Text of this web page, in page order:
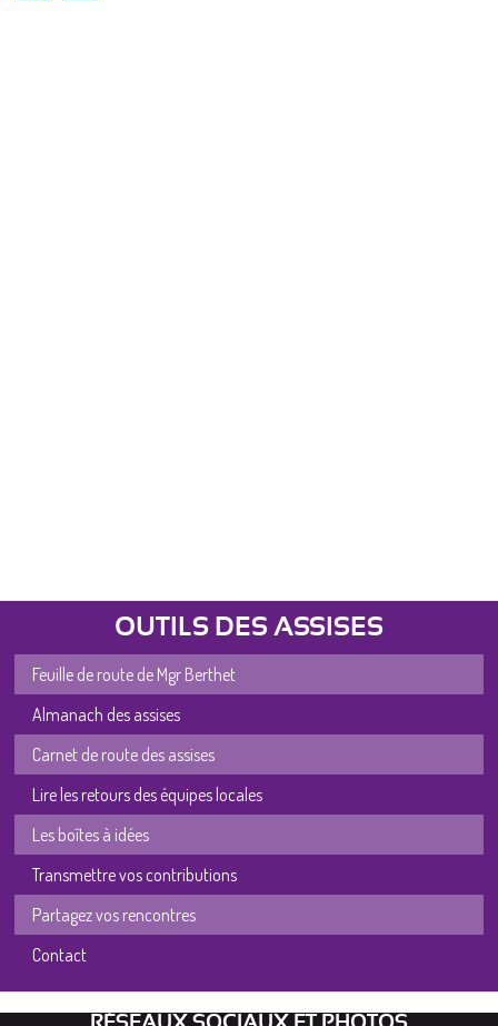
OUTILS DES ASSISES
Feuille de route de Mgr Berthet
Almanach des assises
Carnet de route des assises
Lire les retours des équipes locales
Les boîtes à idées
Transmettre vos contributions
Partagez vos rencontres
Contact